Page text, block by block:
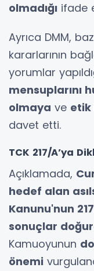
olmadığı ifade
Ayrıca DMM,
kararlarının
yorumlar
mensuplarını
olmaya ve etik
davet etti.
TCK 217/A’ya
Açıklamada,
hedef alan
Kanunu'nun
sonuçlar
Kamuoyunun
önemi